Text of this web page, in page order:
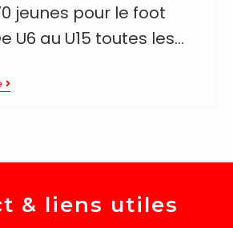
jeunes pour le foot
U6 au U15 toutes les…
& liens utiles